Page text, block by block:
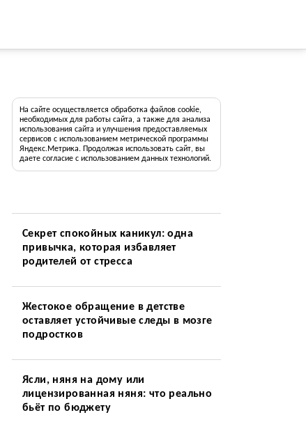
На сайте осуществляется обработка файлов cookie,
необходимых для работы сайта, а также для анализа
использования сайта и улучшения предоставляемых
сервисов с использованием метрической программы
Яндекс.Метрика. Продолжая использовать сайт, вы
даете согласие с использованием данных технологий.
Секрет спокойных каникул: одна
привычка, которая избавляет
родителей от стресса
Жестокое обращение в детстве
оставляет устойчивые следы в мозге
подростков
Ясли, няня на дому или
лицензированная няня: что реально
бьёт по бюджету